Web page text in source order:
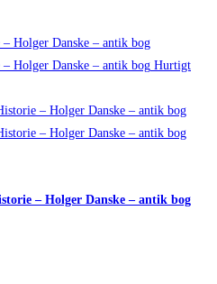
Hurtigt
– Holger Danske – antik bog